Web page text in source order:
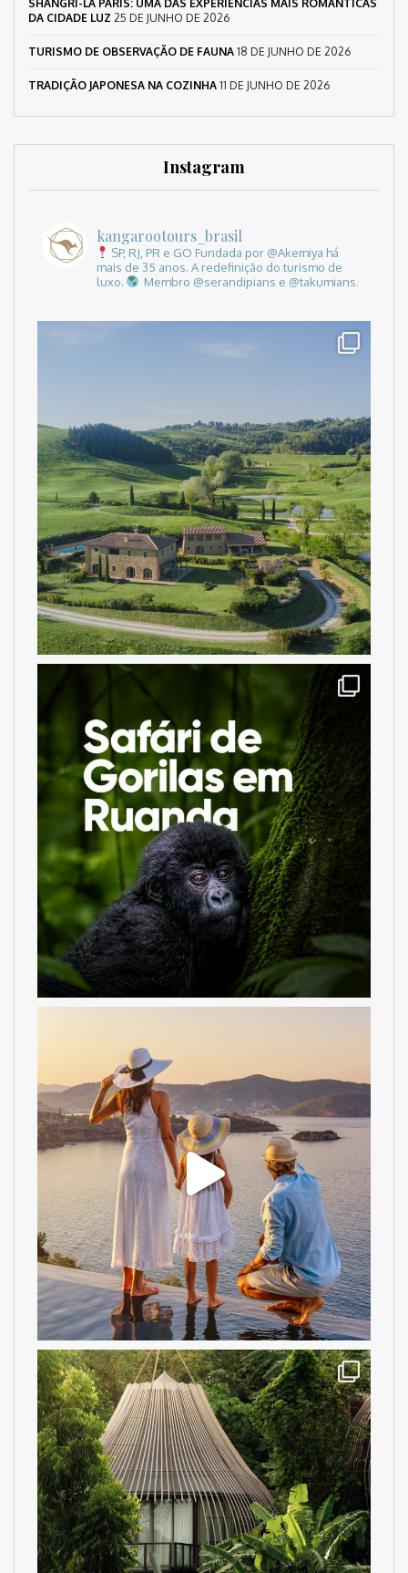
SHANGRI-LA PARIS: UMA DAS EXPERIÊNCIAS MAIS ROMÂNTICAS
DA CIDADE LUZ 25 DE JUNHO DE 2026
TURISMO DE OBSERVAÇÃO DE FAUNA 18 DE JUNHO DE 2026
TRADIÇÃO JAPONESA NA COZINHA 11 DE JUNHO DE 2026
Instagram
kangarootours_brasil
SP, RJ, PR e GO Fundada por @Akemiya há
mais de 35 anos. A redefinição do turismo de
luxo.
Membro @serandipians e @takumians.